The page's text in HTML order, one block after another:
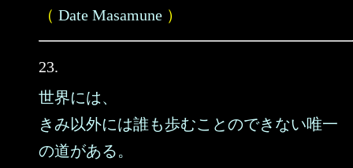
（ Date Masamune ）
23.
世界には、
きみ以外には誰も歩むことのできない唯一
の道がある。